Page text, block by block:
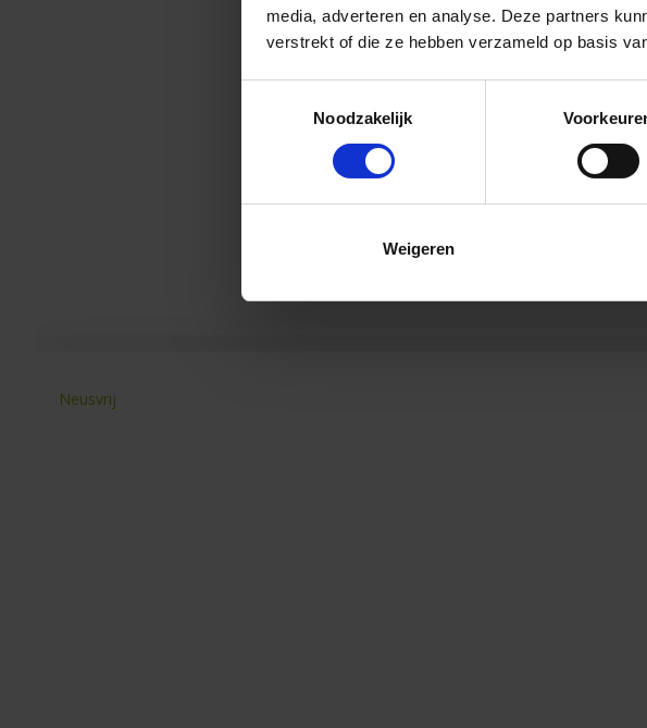
media, adverteren en analyse. Deze partners
verstrekt of die ze hebben verzameld op basis
Noodzakelijk
Weigeren
Neusvrij